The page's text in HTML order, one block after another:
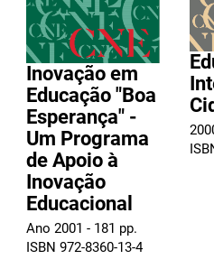
Inovação em
Educação "Boa
Esperança" -
Um Programa
de Apoio à
Inovação
Educacional
Ano 2001 - 181 pp.
ISBN 972-8360-13-4